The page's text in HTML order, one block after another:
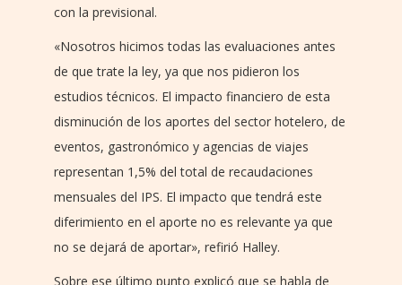
con la previsional.
«Nosotros hicimos todas las evaluaciones antes
de que trate la ley, ya que nos pidieron los
estudios técnicos. El impacto financiero de esta
disminución de los aportes del sector hotelero, de
eventos, gastronómico y agencias de viajes
representan 1,5% del total de recaudaciones
mensuales del IPS. El impacto que tendrá este
diferimiento en el aporte no es relevante ya que
no se dejará de aportar», refirió Halley.
Sobre ese último punto explicó que se habla de